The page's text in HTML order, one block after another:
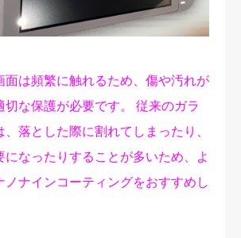
は頻繁に触れるため、傷や汚れが
切な保護が必要です。 従来のガラ
、落とした際に割れてしまったり、
になったりすることが多いため、よ
ノナインコーティングをおすすめし